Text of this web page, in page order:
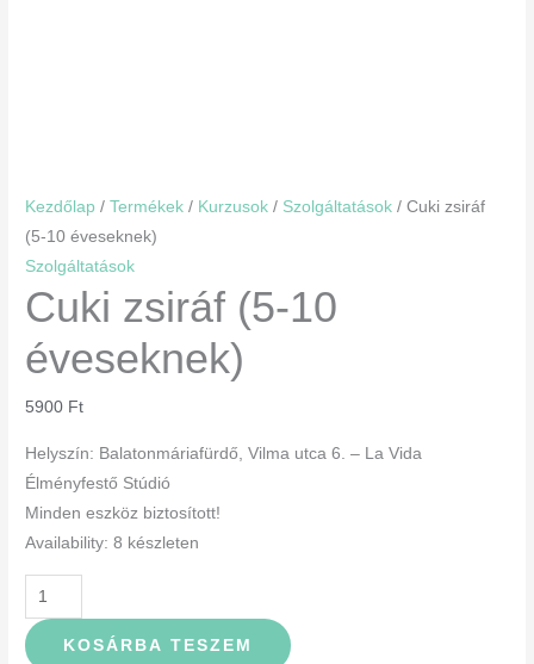
Kezdőlap /Termékek / Kurzusok / Szolgáltatások / Cuki zsiráf
(5-10 éveseknek)
Szolgáltatások
Cuki zsiráf (5-10
éveseknek)
5900 Ft
Helyszín: Balatonmáriafürdő, Vilma utca 6. – La Vida
Élményfestő Stúdió
Minden eszköz biztosított!
Availability: 8 készleten
KOSÁRBA TESZEM